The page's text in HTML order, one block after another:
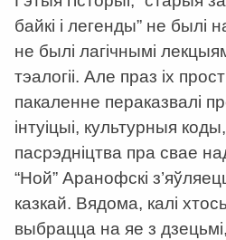
байкі і легенды” не былі
не былі лагічнымі
тэалогіі. Але праз іх
пакаленне пераказвалі
інтуіцыі, культурныя
пасрэдніцтва пра свае
“Ной” Аранофскі
казкай. Вядома, калі
выбрацца на яе з